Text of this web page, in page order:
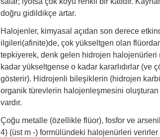
doğru gidildikçe artar.
Halojenler, kimyasal açıdan son derece
ilgileri(afinite)de, çok yükseltgen olan
tepkiyerek, denk gelen hidrojen
kadar yükseltgense o kadar kararlıdırlar (ve
gösterir). Hidrojenli bileşiklerin (hidrojen
organik türevlerin halojenleşmesini
vardır.
Çoğu metalle (özellikle flüor), fosfor ve
4) (üst m -) formülündeki halojenürleri